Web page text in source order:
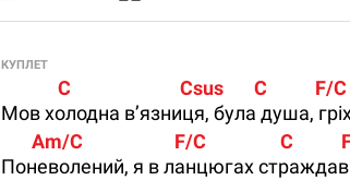
КУПЛЕТ
C                         Csus       C           F/C
Мов холодна в’язниця, була душа,
Am/C                     F/C                 C
Поневолений, я в ланцюгах страждав